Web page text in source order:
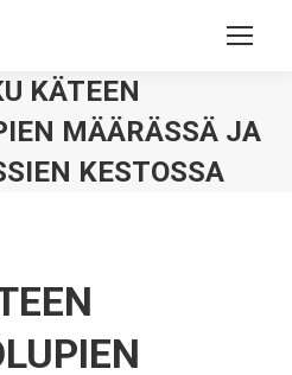
KÄTEEN
MÄÄRÄSSÄ JA
KESTOSSA